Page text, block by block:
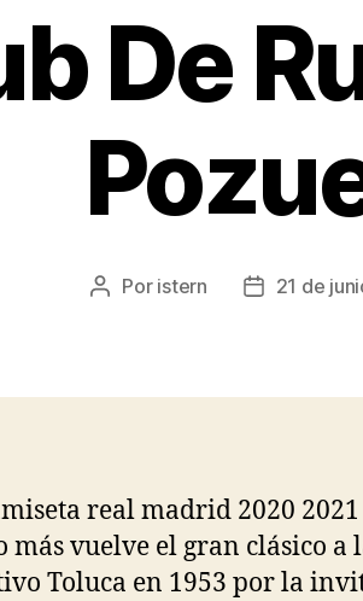
De
Autor
Por istern
Fecha
21 de
más vuelve el gran clásico a
Toluca en 1953 por la